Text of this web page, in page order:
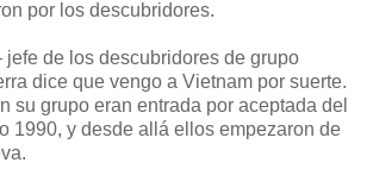
por los descubridores.
jefe de los descubridores de grupo
dice que vengo a Vietnam por suerte.
su grupo eran entrada por aceptada del
1990, y desde allá ellos empezaron de